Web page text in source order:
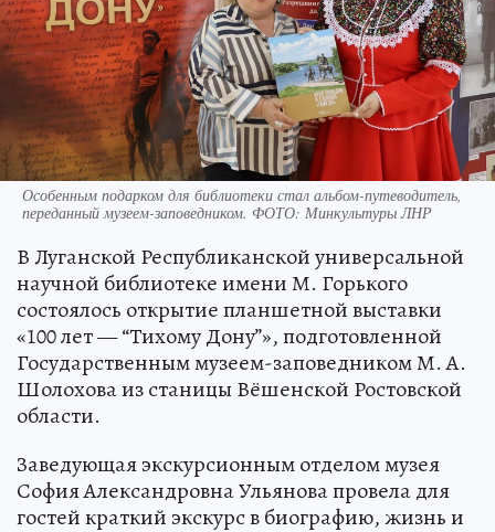
Особенным подарком для библиотеки стал альбом-путеводитель,
переданный музеем-заповедником. ФОТО: Минкультуры ЛНР
В Луганской Республиканской универсальной
научной библиотеке имени М. Горького
состоялось открытие планшетной выставки
«100 лет — “Тихому Дону”», подготовленной
Государственным музеем-заповедником М. А.
Шолохова из станицы Вёшенской Ростовской
области.
Заведующая экскурсионным отделом музея
София Александровна Ульянова провела для
гостей краткий экскурс в биографию, жизнь и